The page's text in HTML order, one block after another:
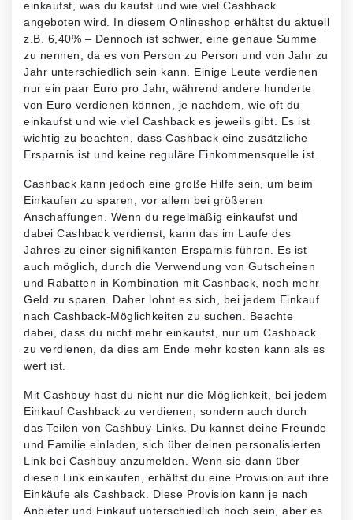
einkaufst, was du kaufst und wie viel Cashback
angeboten wird. In diesem Onlineshop erhältst du aktuell
z.B. 6,40% – Dennoch ist schwer, eine genaue Summe
zu nennen, da es von Person zu Person und von Jahr zu
Jahr unterschiedlich sein kann. Einige Leute verdienen
nur ein paar Euro pro Jahr, während andere hunderte
von Euro verdienen können, je nachdem, wie oft du
einkaufst und wie viel Cashback es jeweils gibt. Es ist
wichtig zu beachten, dass Cashback eine zusätzliche
Ersparnis ist und keine reguläre Einkommensquelle ist.
Cashback kann jedoch eine große Hilfe sein, um beim
Einkaufen zu sparen, vor allem bei größeren
Anschaffungen. Wenn du regelmäßig einkaufst und
dabei Cashback verdienst, kann das im Laufe des
Jahres zu einer signifikanten Ersparnis führen. Es ist
auch möglich, durch die Verwendung von Gutscheinen
und Rabatten in Kombination mit Cashback, noch mehr
Geld zu sparen. Daher lohnt es sich, bei jedem Einkauf
nach Cashback-Möglichkeiten zu suchen. Beachte
dabei, dass du nicht mehr einkaufst, nur um Cashback
zu verdienen, da dies am Ende mehr kosten kann als es
wert ist.
Mit Cashbuy hast du nicht nur die Möglichkeit, bei jedem
Einkauf Cashback zu verdienen, sondern auch durch
das Teilen von Cashbuy-Links. Du kannst deine Freunde
und Familie einladen, sich über deinen personalisierten
Link bei Cashbuy anzumelden. Wenn sie dann über
diesen Link einkaufen, erhältst du eine Provision auf ihre
Einkäufe als Cashback. Diese Provision kann je nach
Anbieter und Einkauf unterschiedlich hoch sein, aber es